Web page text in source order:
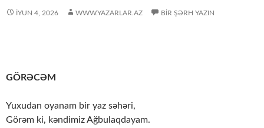
İYUN 4, 2026 WWW.YAZARLAR.AZ BIR ŞƏRH YAZIN
GÖRƏCƏM
Yuxudan oyanam bir yaz səhəri,
Görəm ki, kəndimiz Ağbulaqdayam.